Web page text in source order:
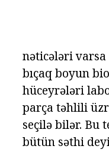
nəticələri
bıçaq boyun
hüceyrələri
parça təhlili
seçilə bilər. Bu
bütün səthi